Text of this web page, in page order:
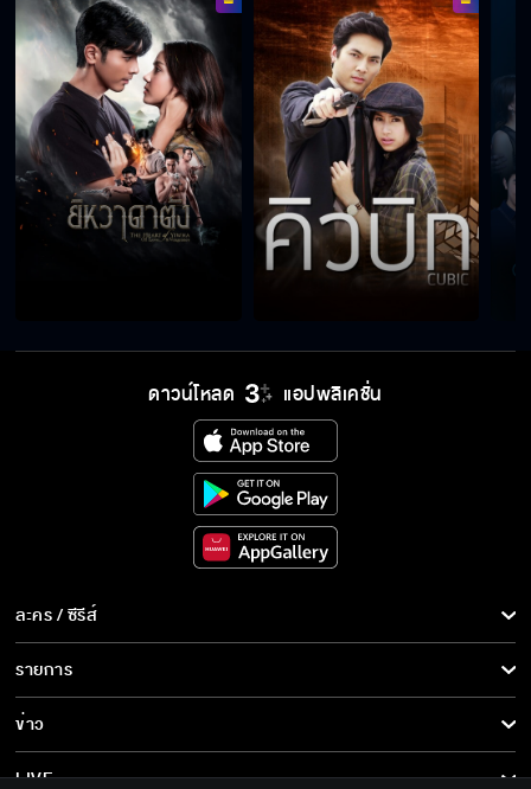
ดาวน์โหลด แอปพลิเคชั่น
ละคร / ซีรีส์
ละคร/ซีรีส์
ซีรีส์นานาชาติ
การ์ตูน & เกม
รายการ
รายการทั้งหมด
ข่าว
ข่าวทั้งหมด
LIVE